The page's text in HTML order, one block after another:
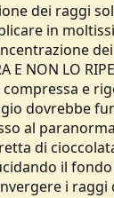
dei raggi
in
E NON LO
e
dovrebbe
al
di
il
i